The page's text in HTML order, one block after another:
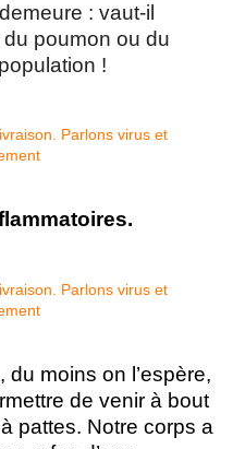
: vaut-il
du poumon ou du
!
moins on l’espère,
de venir à bout
pattes. Notre corps a